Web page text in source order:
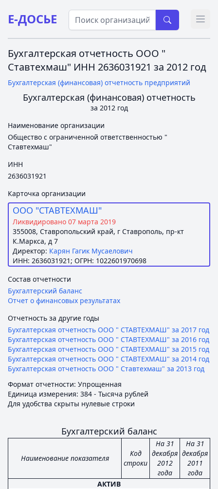
Е-ДОСЬЕ
Бухгалтерская отчетность ООО "
Ставтехмаш" ИНН 2636031921 за 2012 год
Бухгалтерская (финансовая) отчетность предприятий
Бухгалтерская (финансовая) отчетность
за 2012 год
Наименование организации
Общество с ограниченной ответственностью "
Ставтехмаш"
ИНН
2636031921
Карточка организации
ООО "СТАВТЕХМАШ"
Ликвидировано 07 марта 2019
355008, Ставропольский край, г Ставрополь, пр-кт
К.Маркса, д 7
Директор: Карян Гагик Мусаелович
ИНН: 2636031921; ОГРН: 1022601970698
Состав отчетности
Бухгалтерский баланс
Отчет о финансовых результатах
Отчетность за другие годы
Бухгалтерская отчетность ООО " СТАВТЕХМАШ" за 2017 год
Бухгалтерская отчетность ООО " СТАВТЕХМАШ" за 2016 год
Бухгалтерская отчетность ООО " СТАВТЕХМАШ" за 2015 год
Бухгалтерская отчетность ООО " СТАВТЕХМАШ" за 2014 год
Бухгалтерская отчетность ООО " Ставтехмаш" за 2013 год
Формат отчетности: Упрощенная
Единица измерения: 384 - Тысяча рублей
Для удобства скрыты нулевые строки
Бухгалтерский баланс
Наименование показателя
Код
строки
На 31
декабря
2012
года
На 31
декабря
2011
года
АКТИВ